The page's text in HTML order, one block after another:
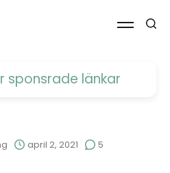
sponsrade länkar
april 2, 2021 5